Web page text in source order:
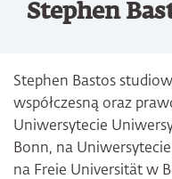
Stephen
Stephen Bastos
współczesną oraz
Uniwersytecie
Bonn, na
na Freie Universität w